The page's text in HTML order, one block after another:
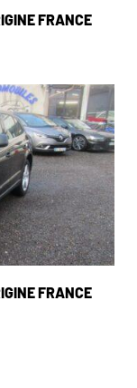
FRANCE
FRANCE